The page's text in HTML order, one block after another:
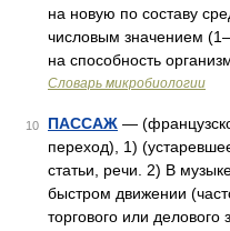
на новую по составу
числовым значением
на способность
Словарь микробиологии
10 ПАССАЖ —
переход), 1)
статьи, речи. 2) В
быстром движении
торгового или делового